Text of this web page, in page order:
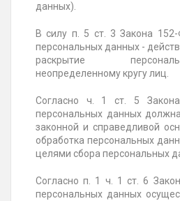
данных).
В силу п. 5 ст. 3 Закона 152-
персональных данных -
раскрытие
неопределенному кругу лиц.
Согласно ч. 1 ст. 5
персональных данных
законной и справедливой
обработка персональных
целями сбора персональных
Согласно п. 1 ч. 1 ст. 6
персональных данных